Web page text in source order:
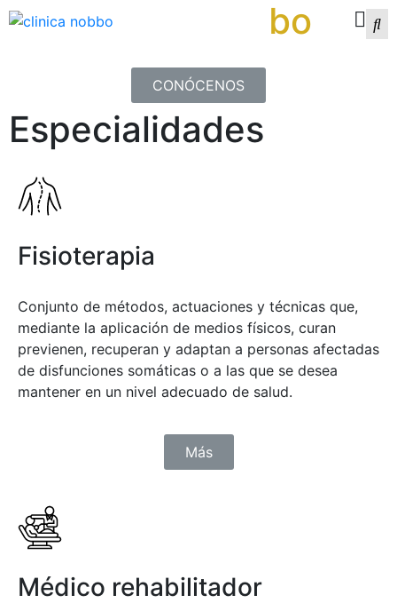
clínica nob bo
CONÓCENOS
Especialidades
Fisioterapia
Conjunto de métodos, actuaciones y técnicas que,
mediante la aplicación de medios físicos, curan
previenen, recuperan y adaptan a personas afectadas
de disfunciones somáticas o a las que se desea
mantener en un nivel adecuado de salud.
Más
Médico rehabilitador